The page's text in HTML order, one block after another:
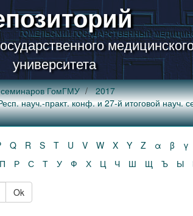
университета
ГомГМУ
2017
науч.-практ. конф. и 27-й итоговой науч.
Q R S T U V W X Y Z α β γ
П Р С Т У Ф Х Ц Ч Ш Щ Ъ Ы
Ok